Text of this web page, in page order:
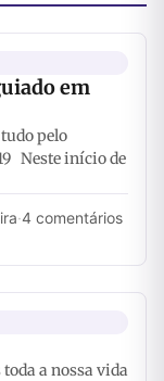
em
tudo pelo
Neste início de
·4 comentários
toda a nossa vida